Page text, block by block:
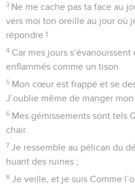
3 Ne me cache pas ta face au
vers moi ton oreille au jour où
répondre !
4 Car mes jours
enflammés comme un tison.
5 Mon cœur est frappé et se
J’oublie même de manger mon
6 Mes gémissements sont tels
chair.
7 Je ressemble au pélican du
huant des ruines ;
8 Je veille, et je suis Comme